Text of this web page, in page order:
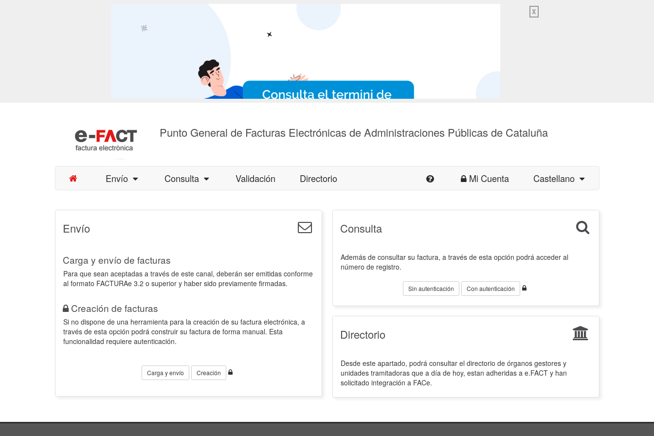
X
Punto General de Facturas Electrónicas de Administraciones Públicas de Cataluña
Envío Consulta Validación Directorio Mi Cuenta Castellano
Envío
Carga y envío de facturas
Para que sean aceptadas a través de este canal, deberán ser emitidas conforme
al formato FACTURAe 3.2 o superior y haber sido previamente firmadas.
Creación de facturas
Si no dispone de una herramienta para la creación de su factura electrónica, a
través de esta opción podrá construir su factura de forma manual. Esta
funcionalidad requiere autenticación.
Carga y envío Creación
Consulta
Además de consultar su factura, a través de esta opción podrá acceder al
número de registro.
Sin autenticación Con autenticación
Directorio
Desde este apartado, podrá consultar el directorio de órganos gestores y
unidades tramitadoras que a día de hoy, estan adheridas a e.FACT y han
solicitado integración a FACe.